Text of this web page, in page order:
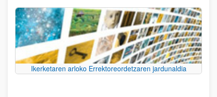
Ikerketaren arloko Errektoreordetzaren jardunaldia